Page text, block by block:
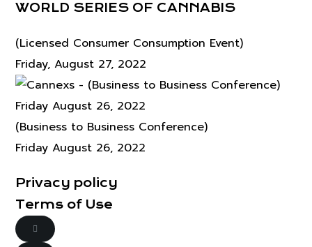
WORLD SERIES OF CANNABIS
(Licensed Consumer Consumption Event)
Friday, August 27, 2022
(Business to Business Conference)
Friday August 26, 2022
Privacy policy
Terms of Use